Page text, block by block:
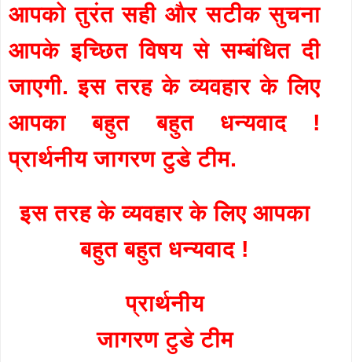
आपको तुरंत सही और सटीक सुचना
आपके इच्छित विषय से सम्बंधित दी
जाएगी. इस तरह के व्यवहार के लिए
आपका बहुत बहुत धन्यवाद !
प्रार्थनीय जागरण टुडे टीम.
इस तरह के व्यवहार के लिए आपका
बहुत बहुत धन्यवाद !
प्रार्थनीय
जागरण टुडे टीम